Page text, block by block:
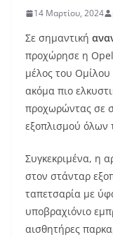
14 Μαρτίου, 2024
Σε σημαντική
προχώρησε η
μέλος του Ομίλου
ακόμα πιο
προχωρώντας σε
εξοπλισμού όλων
Συγκεκριμένα, η
στον στάνταρ
ταπετσαρία με
υποβραχιόνιο
αισθητήρες